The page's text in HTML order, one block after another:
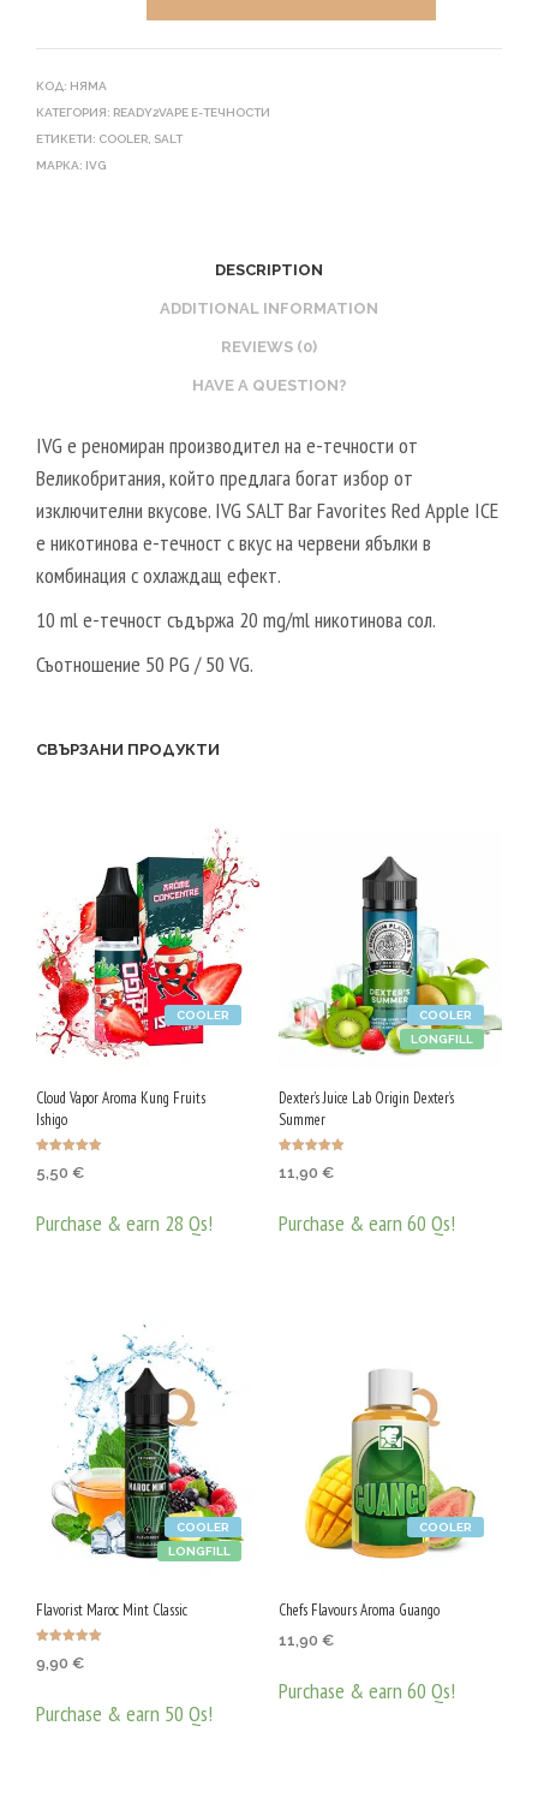
КОД: НЯМА
КАТЕГОРИЯ: READY2VAPE E-ТЕЧНОСТИ
ЕТИКЕТИ: COOLER SALT
МАРКА: IVG
DESCRIPTION
ADDITIONAL INFORMATION
REVIEWS (0)
HAVE A QUESTION?
IVG е реномиран производител на е-течности от
Великобритания, който предлага богат избор от
изключителни вкусове. IVG SALT Bar Favorites Red Apple ICE
е никотинова е-течност с вкус на червени ябълки в
комбинация с охлаждащ ефект.
10 ml е-течност съдържа 20 mg/ml никотинова сол.
Съотношение 50 PG / 50 VG.
СВЪРЗАНИ ПРОДУКТИ
COOLER
Cloud Vapor Aroma Kung Fruits
Ishigo
5.00
5,50 €
Purchase & earn 28 Qs!
LONGFILL
COOLER
Dexter’s Juice Lab Origin Dexter’s
Summer
4.90
11,90 €
Purchase & earn 60 Qs!
LONGFILL
COOLER
Flavorist Maroc Mint Classic
5.00
9,90 €
Purchase & earn 50 Qs!
COOLER
Chefs Flavours Aroma Guango
11,90 €
Purchase & earn 60 Qs!